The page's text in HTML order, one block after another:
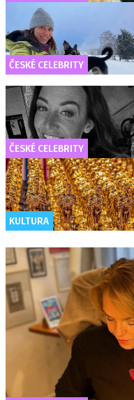
ČESKÉ CELEBRITY
ČESKÉ CELEBRITY
KULTURA